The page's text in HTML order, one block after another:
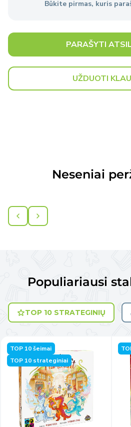
Išsami informacijaapie
Būkite pirmas, kuris
PARAŠYTI
UŽDUOTI
Neseniai
Populiariausi
TOP 10 STRATEGINIŲ
TOP 10 šeimai
TOP 10 strateginiai